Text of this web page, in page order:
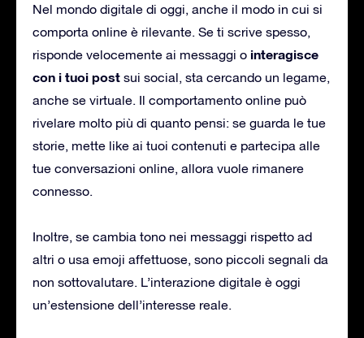
Nel mondo digitale di oggi, anche il modo in cui si
comporta online è rilevante. Se ti scrive spesso,
risponde velocemente ai messaggi o interagisce
con i tuoi post sui social, sta cercando un legame,
anche se virtuale. Il comportamento online può
rivelare molto più di quanto pensi: se guarda le tue
storie, mette like ai tuoi contenuti e partecipa alle
tue conversazioni online, allora vuole rimanere
connesso.
Inoltre, se cambia tono nei messaggi rispetto ad
altri o usa emoji affettuose, sono piccoli segnali da
non sottovalutare. L’interazione digitale è oggi
un’estensione dell’interesse reale.